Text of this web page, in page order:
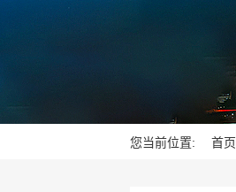
您当前位置: 首页